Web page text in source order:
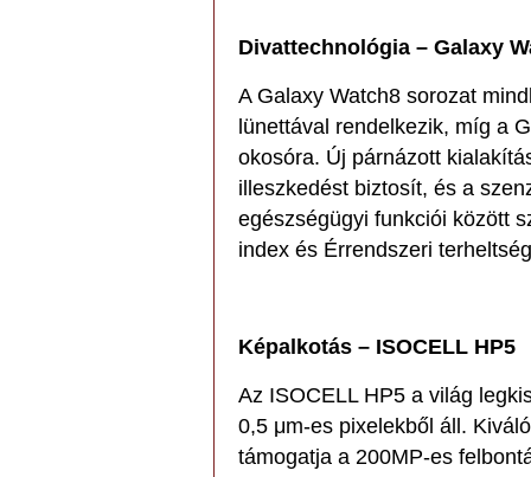
Divattechnológia – Galaxy
A Galaxy Watch8 sorozat
lünettával rendelkezik, míg a
okosóra. Új párnázott
illeszkedést biztosít, és a
egészségügyi funkciói között
index és Érrendszeri
Képalkotás – ISOCELL HP5
Az ISOCELL HP5 a világ
0,5 μm-es pixelekből áll.
támogatja a 200MP-es